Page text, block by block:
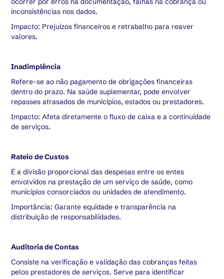
inconsistências nos dados.
Impacto: Prejuízos financeiros e retrabalho para reaver
valores.
Inadimplência
Refere-se ao não pagamento de obrigações financeiras
dentro do prazo. Na saúde suplementar, pode envolver
repasses atrasados de municípios, estados ou prestadores.
Impacto: Afeta diretamente o fluxo de caixa e a continuidade
de serviços.
Rateio de Custos
É a divisão proporcional das despesas entre os entes
envolvidos na prestação de um serviço de saúde, como
municípios consorciados ou unidades de atendimento.
Importância: Garante equidade e transparência na
distribuição de responsabilidades.
Auditoria de Contas
Consiste na verificação e validação das cobranças feitas
pelos prestadores de serviços. Serve para identificar